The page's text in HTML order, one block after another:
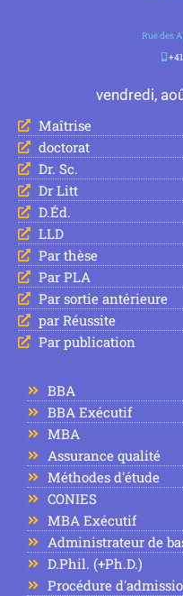
Rue des
vendredi,
Maîtrise
doctorat
Dr. Sc.
Dr Litt
D.Éd.
LLD
Par thèse
Par PLA
Par sortie antérieure
par Réussite
Par publication
BBA
BBA Exécutif
MBA
Assurance qualité
Méthodes d'étude
CONIES
MBA Exécutif
Administrateur de
D.Phil. (+Ph.D.)
Procédure